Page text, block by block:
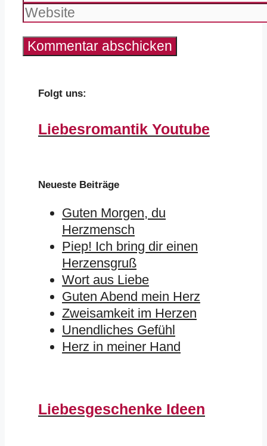
Mail-
Adresse
Website
Folgt uns:
Liebesromantik Youtube
Neueste Beiträge
Guten Morgen, du
Herzmensch
Piep! Ich bring dir einen
Herzensgruß
Wort aus Liebe
Guten Abend mein Herz
Zweisamkeit im Herzen
Unendliches Gefühl
Herz in meiner Hand
Liebesgeschenke Ideen